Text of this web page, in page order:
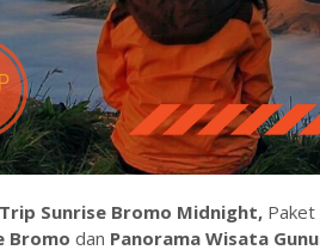
Sunrise Bromo Midnight, Paket
Bromo dan Panorama Wisata